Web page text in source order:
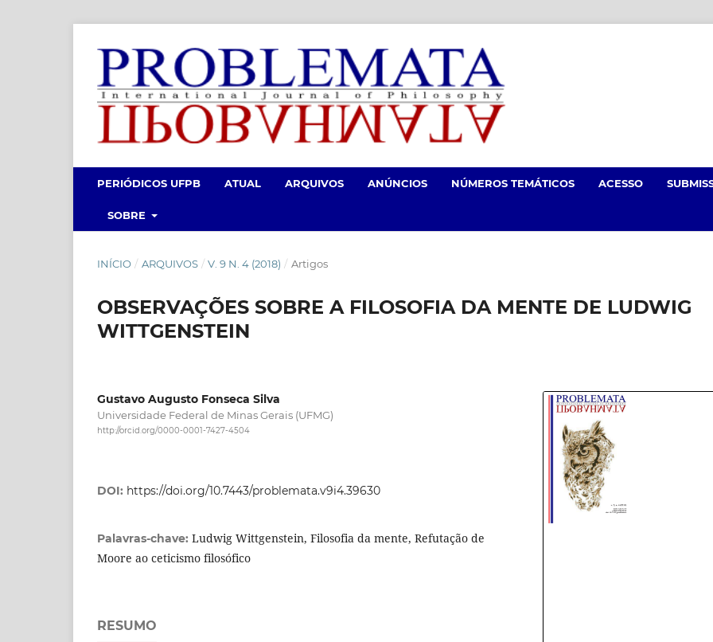
PERIÓDICOS UFPB ATUAL ARQUIVOS ANÚNCIOS NÚMEROS TEMÁTICOS ACESSO
SOBRE
INÍCIO / ARQUIVOS / V. 9 N. 4 (2018) / Artigos
OBSERVAÇÕES SOBRE A FILOSOFIA DA MENTE DE LUDWIG
WITTGENSTEIN
Gustavo Augusto Fonseca Silva
Universidade Federal de Minas Gerais (UFMG)
http://orcid.org/0000-0001-7427-4504
DOI: https://doi.org/10.7443/problemata.v9i4.39630
Palavras-chave: Ludwig Wittgenstein, Filosofia da mente, Refutação de
Moore ao ceticismo filosófico
RESUMO